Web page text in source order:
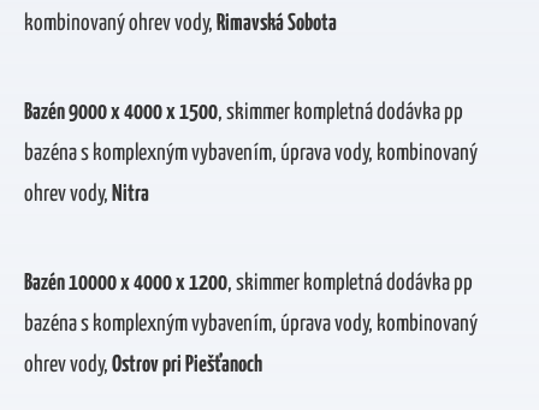
kombinovaný ohrev vody, Rimavská Sobota
Bazén 9000 x 4000 x 1500, skimmer kompletná dodávka pp
bazéna s komplexným vybavením, úprava vody, kombinovaný
ohrev vody, Nitra
Bazén 10000 x 4000 x 1200, skimmer kompletná dodávka pp
bazéna s komplexným vybavením, úprava vody, kombinovaný
ohrev vody, Ostrov pri Piešťanoch